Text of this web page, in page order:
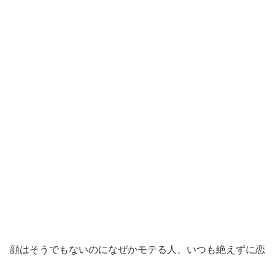
顔はそうでもないのになぜかモテる人、いつも絶えずに恋